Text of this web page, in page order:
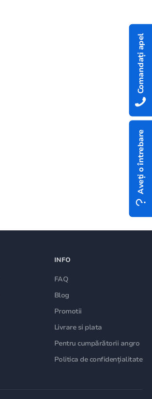
Aveți o întrebare
Comandați apel
INFO
FAQ
Blog
Promotii
Livrare si plata
Pentru cumpărătorii angro
Politica de confidențialitate